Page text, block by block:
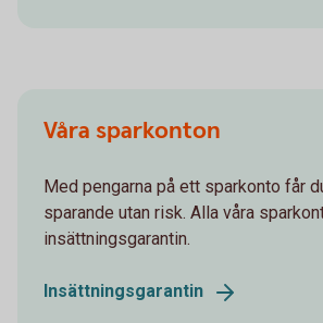
Våra sparkonton
Med pengarna på ett sparkonto får
sparande utan risk. Alla våra
insättningsgarantin.
Insättningsgarantin